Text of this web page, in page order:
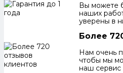
Вы можете
наших
уверены в
Более
Нам очень
чтобы мы
наш сервис